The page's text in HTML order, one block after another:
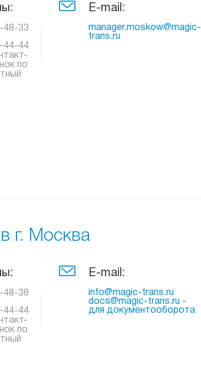
48-33
44-44
по
E-mail:
manager.moskow@magic-
trans.ru
г. Москва
48-38
44-44
по
E-mail:
info@magic-trans.ru
docs@magic-trans.ru -
для документооборота